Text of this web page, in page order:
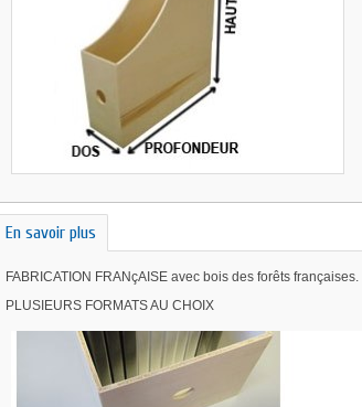
En savoir plus
FABRICATION FRANçAISE avec bois des forêts françaises.
PLUSIEURS FORMATS AU CHOIX